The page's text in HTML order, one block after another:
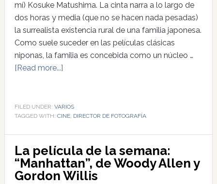
mí) Kosuke Matushima. La cinta narra a lo largo de
dos horas y media (que no se hacen nada pesadas)
la surrealista existencia rural de una familia japonesa.
Como suele suceder en las películas clásicas
niponas, la familia es concebida como un núcleo …
[Read more...]
FILED UNDER: VARIOS
TAGGED WITH: CINE, DIRECTOR DE FOTOGRAFÍA
La película de la semana:
“Manhattan”, de Woody Allen y
Gordon Willis